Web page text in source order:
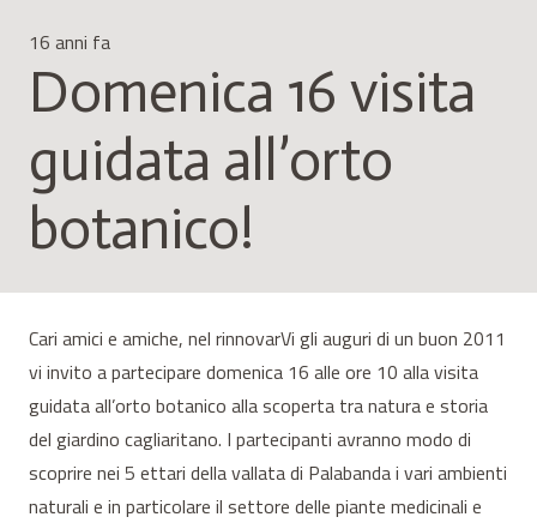
16 anni fa
Domenica 16 visita
guidata all’orto
botanico!
Cari amici e amiche, nel rinnovarVi gli auguri di un buon 2011
vi invito a partecipare domenica 16 alle ore 10 alla visita
guidata all’orto botanico alla scoperta tra natura e storia
del giardino cagliaritano. I partecipanti avranno modo di
scoprire nei 5 ettari della vallata di Palabanda i vari ambienti
naturali e in particolare il settore delle piante medicinali e